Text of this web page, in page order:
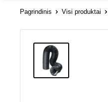
Pagrindinis Visi produktai